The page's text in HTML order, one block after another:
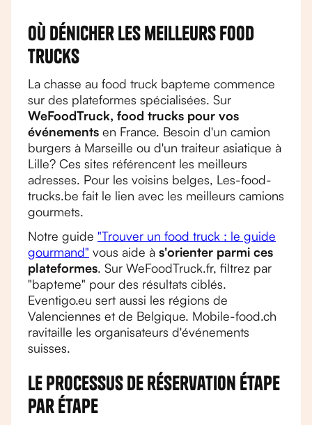
Où dénicher les meilleurs food
trucks
La chasse au food truck bapteme commence
sur des plateformes spécialisées. Sur
WeFoodTruck, food trucks pour vos
événements en France. Besoin d'un camion
burgers à Marseille ou d'un traiteur asiatique à
Lille? Ces sites référencent les meilleurs
adresses. Pour les voisins belges, Les-food-
trucks.be fait le lien avec les meilleurs camions
gourmets.
Notre guide "Trouver un food truck : le guide
gourmand" vous aide à s'orienter parmi ces
plateformes. Sur WeFoodTruck.fr, filtrez par
"bapteme" pour des résultats ciblés.
Eventigo.eu sert aussi les régions de
Valenciennes et de Belgique. Mobile-food.ch
ravitaille les organisateurs d'événements
suisses.
Le processus de réservation étape
par étape